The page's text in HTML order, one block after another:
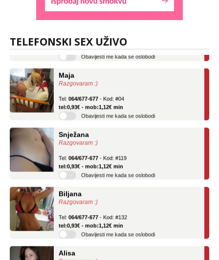
TELEFONSKI SEX UŽIVO
Liliana
tel:0,93€ - mob:1,12€ min
Razgovaram :)
tel:0,93€ - mob:1,12€ min
Obavijesti me kada se oslobodi
Razgovaram :)
tel:0,93€ - mob:1,12€ min
Obavijesti me kada se oslobodi
Razgovaram :)
tel:0,93€ - mob:1,12€ min
Obavijesti me kada se oslobodi
Razgovaram :)